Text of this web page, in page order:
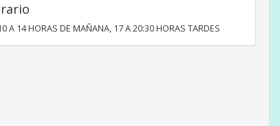
A 14 HORAS DE MAÑANA, 17 A 20:30 HORAS TARDES